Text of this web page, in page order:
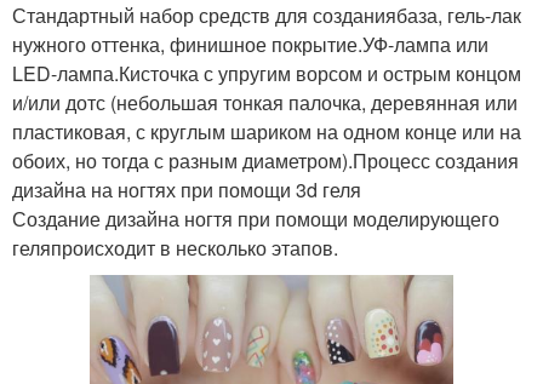
Стандартный набор средств для созданиябаза, гель-лак
нужного оттенка, финишное покрытие.УФ-лампа или
LED-лампа.Кисточка с упругим ворсом и острым концом
и/или дотс (небольшая тонкая палочка, деревянная или
пластиковая, с круглым шариком на одном конце или на
обоих, но тогда с разным диаметром).Процесс создания
дизайна на ногтях при помощи 3d геля
Создание дизайна ногтя при помощи моделирующего
геляпроисходит в несколько этапов.